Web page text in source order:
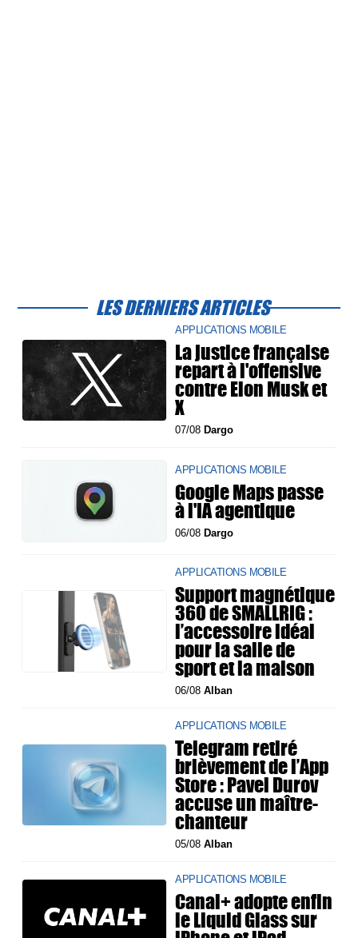
LES DERNIERS ARTICLES
APPLICATIONS MOBILE
La justice française
repart à l'offensive
contre Elon Musk et
X
07/08 Dargo
APPLICATIONS MOBILE
Google Maps passe
à l'IA agentique
06/08 Dargo
APPLICATIONS MOBILE
Support magnétique
360 de SMALLRIG :
l’accessoire idéal
pour la salle de
sport et la maison
06/08Alban
APPLICATIONS MOBILE
Telegram retiré
brièvement de l’App
Store : Pavel Durov
accuse un maître-
chanteur
05/08Alban
APPLICATIONS MOBILE
Canal+ adopte enfin
le Liquid Glass sur